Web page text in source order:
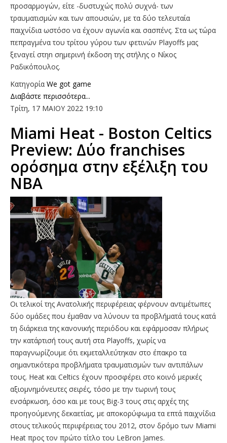
προσαρμογών, είτε -δυστυχώς πολύ συχνά- των
τραυματισμών και των απουσιών, με τα δύο τελευταία
παιχνίδια ωστόσο να έχουν αγωνία και σασπένς. Στα ως τώρα
πεπραγμένα του τρίτου γύρου των φετινών Playoffs μας
ξεναγεί στηn σημερινή έκδοση της στήλης ο Νίκος
Ραδικόπουλος.
Κατηγορία We got game
Διαβάστε περισσότερα...
Τρίτη, 17 ΜΑΙΟΥ 2022 19:10
Miami Heat - Boston Celtics
Preview: Δύο franchises
ορόσημα στην εξέλιξη του
NBA
Οι τελικοί της Ανατολικής περιφέρειας φέρνουν αντιμέτωπες
δύο ομάδες που έμαθαν να λύνουν τα προβλήματά τους κατά
τη διάρκεια της κανονικής περιόδου και εφάρμοσαν πλήρως
την κατάρτισή τους αυτή στα Playoffs, χωρίς να
παραγνωρίζουμε ότι εκμεταλλεύτηκαν στο έπακρο τα
σημαντικότερα προβλήματα τραυματισμών των αντιπάλων
τους. Heat και Celtics έχουν προσφέρει στο κοινό μερικές
αξιομνημόνευτες σειρές, τόσο με την τωρινή τους
ενσάρκωση, όσο και με τους Big-3 τους στις αρχές της
προηγούμενης δεκαετίας, με αποκορύφωμα τα επτά παιχνίδια
στους τελικούς περιφέρειας του 2012, στον δρόμο των Miami
Heat προς τον πρώτο τίτλο του LeBron James.